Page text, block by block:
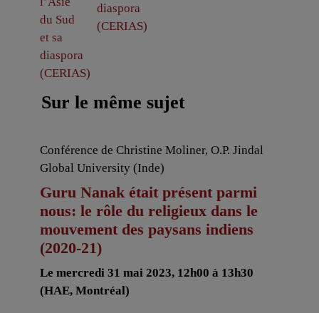
diaspora
(CERIAS)
Sur le même sujet
Conférence de Christine Moliner, O.P. Jindal
Global University (Inde)
Guru Nanak était présent parmi
nous: le rôle du religieux dans le
mouvement des paysans indiens
(2020-21)
Le mercredi 31 mai 2023, 12h00 à 13h30
(HAE, Montréal)